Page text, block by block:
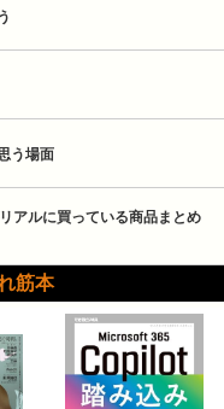
う場面
アルに買っている商品まとめ
筋本